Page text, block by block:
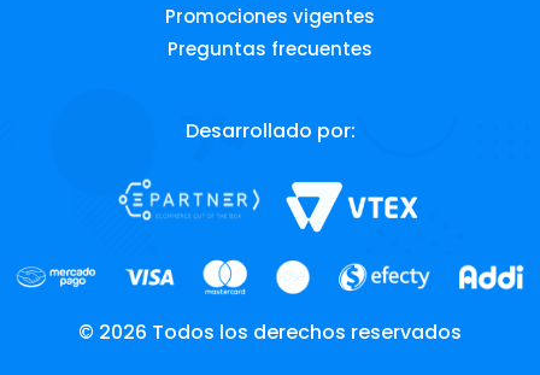
Promociones vigentes
Preguntas frecuentes
Desarrollado por:
© 2026 Todos los derechos reservados